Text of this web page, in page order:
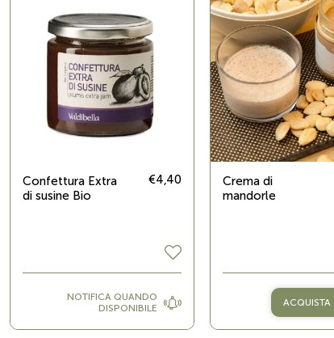
Confettura Extra
di susine Bio
€4,40
NOTIFICA QUANDO
DISPONIBILE
Crema di
mandorle
ACQUISTA